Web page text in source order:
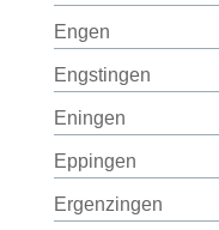
Engen
Engstingen
Eningen
Eppingen
Ergenzingen